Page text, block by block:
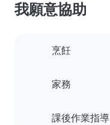
我願意協助
烹飪
家務
課後作業指導